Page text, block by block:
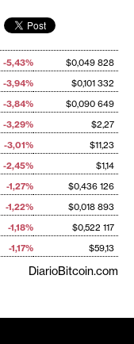
-5,43%
$0,049 828
-3,94%
$0,101 332
-3,84%
$0,090 649
-3,29%
$2,27
-3,01%
$11,23
-2,45%
$1,14
-1,27%
$0,436 126
-1,22%
$0,018 893
-1,18%
$0,522 117
-1,17% $59,13
DiarioBitcoin.com